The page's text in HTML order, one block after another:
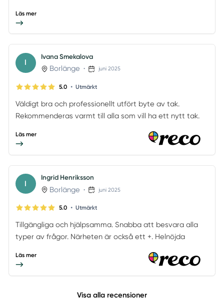
Läs mer
I
Ivana Smekalova
Borlänge • juni 2025
5.0 • Utmärkt
Väldigt bra och professionellt utfört byte av tak.
Rekommenderas varmt till alla som vill ha ett nytt tak.
Läs mer
I
Ingrid Henriksson
Borlänge • juni 2025
5.0 • Utmärkt
Tillgängliga och hjälpsamma. Snabba att besvara alla
typer av frågor. Närheten är också ett +. Helnöjda
Läs mer
Visa alla recensioner